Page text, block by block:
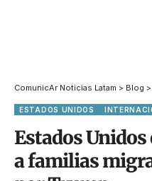
ComunicAr Noticias Latam > Blog >
ESTADOS UNIDOS
Estados
a familias